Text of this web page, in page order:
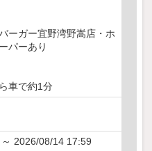
ーガー宜野湾野嵩店・ホ
パーあり
車で約1分
2026/08/14 17:59